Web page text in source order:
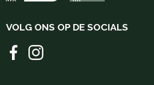
VOLG ONS OP DE SOCIALS